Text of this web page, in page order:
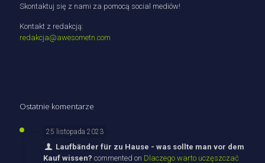
Skontaktuj się z nami za pomocą social mediów!
Kontakt z redakcją:
redakcja@awesometn.com
Ostatnie komentarze
25 listopada 2023
Laufbänder für zu Hause - was sollte man vor dem
Kauf wissen? commented on Dlaczego warto uczęszczać